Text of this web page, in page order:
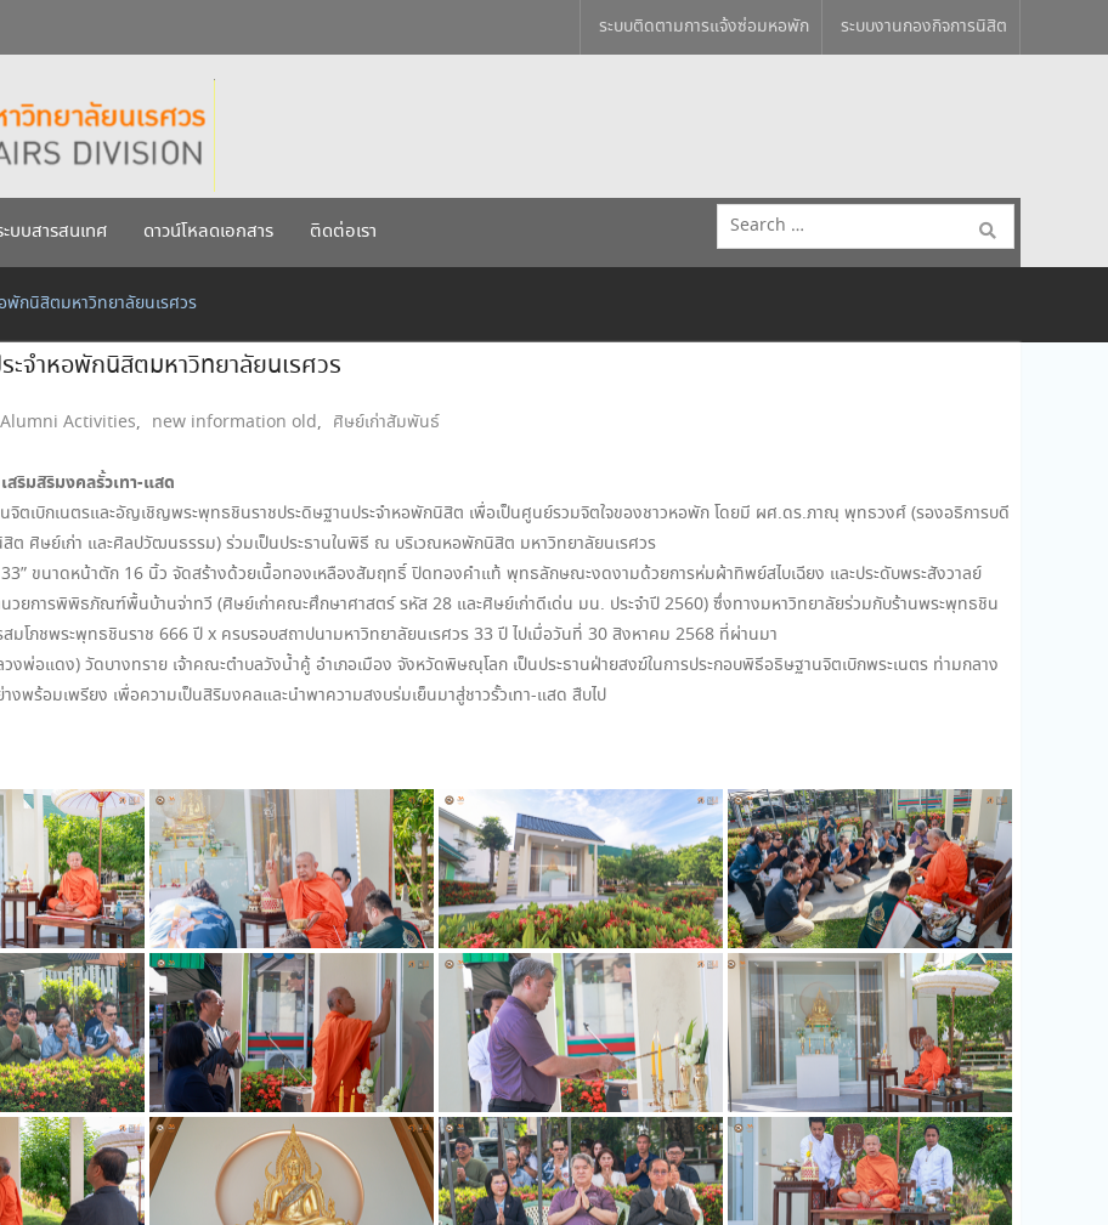
รกฎาคม 2569
ระบบติดตามการแจ้งซ่อมหอพัก ระบบงานกองกิจการนิสิต
ะบบสารสนเทศ ดาวน์โหลดเอกสาร ติดต่อเรา
Search
for:
พักนิสิตมหาวิทยาลัยนเรศวร
ะจำหอพักนิสิตมหาวิทยาลัยนเรศวร
Alumni Activities, new information old, ศิษย์เก่าสัมพันธ์
ริมสิริมงคลรั้วเทา-แสด
ตเบิกเนตรและอัญเชิญพระพุทธชินราชประดิษฐานประจำหอพักนิสิต เพื่อเป็นศูนย์รวมจิตใจของชาวหอพัก โดยมี ผศ.ดร.ภาณุ พุทธวงศ์ (รองอธิการบดี
ต ศิษย์เก่า และศิลปวัฒนธรรม) ร่วมเป็นประธานในพิธี ณ บริเวณหอพักนิสิต มหาวิทยาลัยนเรศวร
ขนาดหน้าตัก 16 นิ้ว จัดสร้างด้วยเนื้อทองเหลืองสัมฤทธิ์ ปิดทองคำแท้ พุทธลักษณะงดงามด้วยการห่มผ้าทิพย์สไบเฉียง และประดับพระสังวาลย์
ยการพิพิธภัณฑ์พื้นบ้านจ่าทวี (ศิษย์เก่าคณะศึกษาศาสตร์ รหัส 28 และศิษย์เก่าดีเด่น มน. ประจำปี 2560) ซึ่งทางมหาวิทยาลัยร่วมกับร้านพระพุทธชิน
มโภชพระพุทธชินราช 666 ปี x ครบรอบสถาปนามหาวิทยาลัยนเรศวร 33 ปี ไปเมื่อวันที่ 30 สิงหาคม 2568 ที่ผ่านมา
พ่อแดง) วัดบางทราย เจ้าคณะตำบลวังน้ำคู้ อำเภอเมือง จังหวัดพิษณุโลก เป็นประธานฝ่ายสงฆ์ในการประกอบพิธีอธิษฐานจิตเบิกพระเนตร ท่ามกลาง
พร้อมเพรียง เพื่อความเป็นสิริมงคลและนำพาความสงบร่มเย็นมาสู่ชาวรั้วเทา-แสด สืบไป